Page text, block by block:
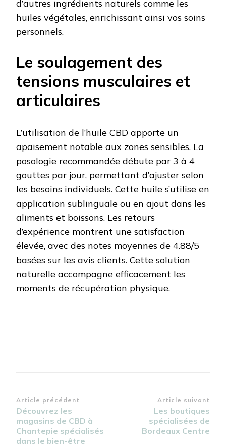
d’autres ingrédients naturels comme les
huiles végétales, enrichissant ainsi vos soins
personnels.
Le soulagement des
tensions musculaires et
articulaires
L’utilisation de l’huile CBD apporte un
apaisement notable aux zones sensibles. La
posologie recommandée débute par 3 à 4
gouttes par jour, permettant d’ajuster selon
les besoins individuels. Cette huile s’utilise en
application sublinguale ou en ajout dans les
aliments et boissons. Les retours
d’expérience montrent une satisfaction
élevée, avec des notes moyennes de 4.88/5
basées sur les avis clients. Cette solution
naturelle accompagne efficacement les
moments de récupération physique.
Navigation
d’article
Article précédent
Découvrez les
magasins de CBD à
Chantepie spécialisés
dans le bien-être
Article suivant
Les boutiques
spécialisées de
Bordeaux Centre